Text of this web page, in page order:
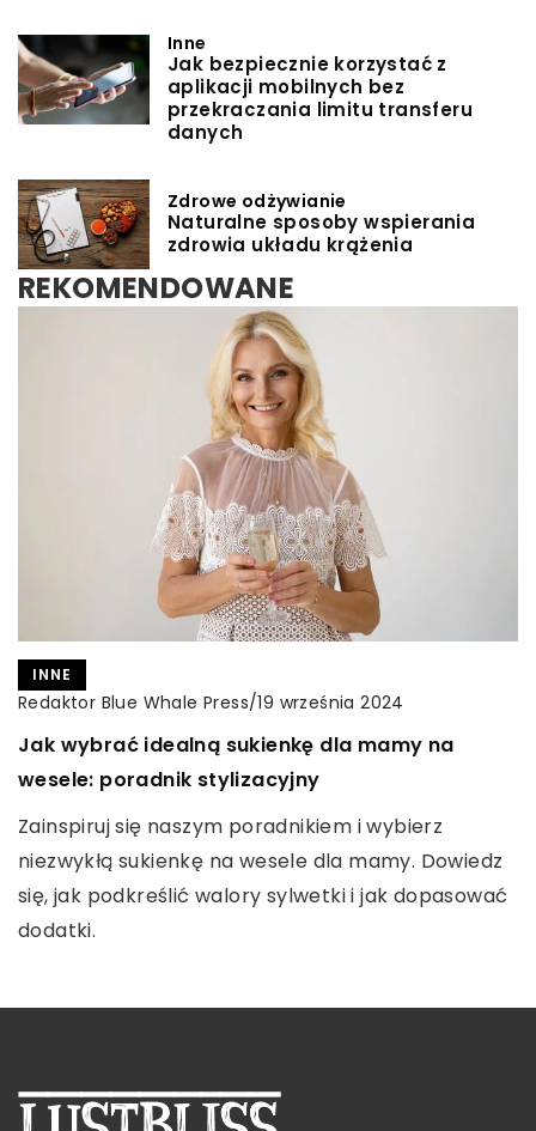
Inne
Jak bezpiecznie korzystać z
aplikacji mobilnych bez
przekraczania limitu transferu
danych
Zdrowe odżywianie
Naturalne sposoby wspierania
zdrowia układu krążenia
REKOMENDOWANE
INNE
Redaktor Blue Whale Press/8 lipca 2023
Dachówka fotowoltaiczna — Nowoczesne
rozwiązanie dla Twojego domu
Dachówka fotowoltaiczna — innowacyjne
połączenie energii słonecznej i estetyki dachu.
Zyskaj ekologiczne źródło energii i oszczędzaj na
prądzie!
INNE
Redaktor Blue Whale Press/19 września 2024
Jak wybrać idealną sukienkę dla mamy na
wesele: poradnik stylizacyjny
Zainspiruj się naszym poradnikiem i wybierz
niezwykłą sukienkę na wesele dla mamy. Dowiedz
się, jak podkreślić walory sylwetki i jak dopasować
dodatki.
ZDROWE ODŻYWIANIE
Redaktor Blue Whale Press/9 sierpnia 2025
Jak połączenie gotowania z pasją do fotografii
może wpłynąć na zdrowe nawyki żywieniowe?
Odkryj, jak pasja do gotowania i fotografii może
kształtować zdrowsze wybory żywieniowe. Stań się
świadomym konsumentem, a swoją kuchnię zmień
w twórcze studio.